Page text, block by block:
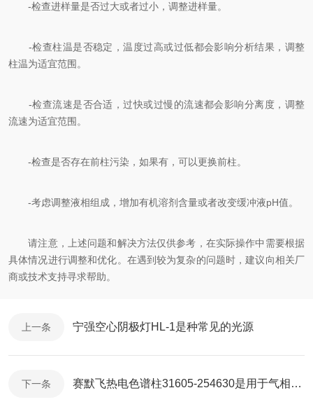
-检查进样量是否过大或者过小，调整进样量。
-检查柱温是否稳定，温度过高或过低都会影响分析结果，调整
柱温为适宜范围。
-检查流速是否合适，过快或过慢的流速都会影响分离度，调整
流速为适宜范围。
-检查是否存在前柱污染，如果有，可以更换前柱。
-考虑调整液相组成，增加有机溶剂含量或者改变缓冲液pH值。
请注意，上述问题和解决方法仅供参考，在实际操作中需要根据
具体情况进行调整和优化。在遇到较为复杂的问题时，建议向相关厂
商或技术支持寻求帮助。
上一条 宁强空心阴极灯HL-1是种常见的光源
下一条 赛默飞热电色谱柱31605-254630是用于气相色谱分析的柱子